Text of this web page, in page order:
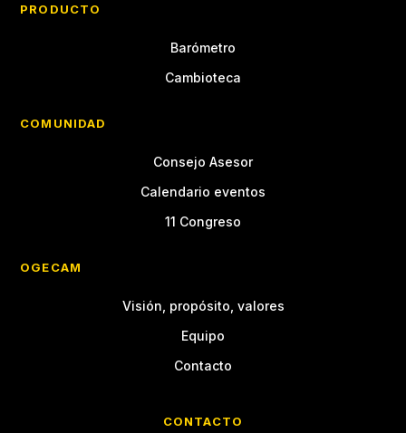
PRODUCTO
Barómetro
Cambioteca
COMUNIDAD
Consejo Asesor
Calendario eventos
11 Congreso
OGECAM
Visión, propósito, valores
Equipo
Contacto
CONTACTO